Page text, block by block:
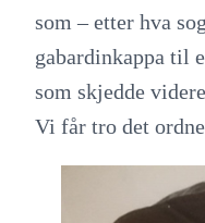
som – etter hva
gabardinkappa til
som skjedde
Vi får tro det